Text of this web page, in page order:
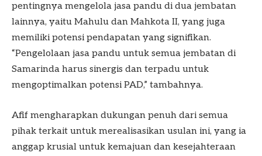
pentingnya mengelola jasa pandu di dua jembatan
lainnya, yaitu Mahulu dan Mahkota II, yang juga
memiliki potensi pendapatan yang signifikan.
“Pengelolaan jasa pandu untuk semua jembatan di
Samarinda harus sinergis dan terpadu untuk
mengoptimalkan potensi PAD,” tambahnya.
Afif mengharapkan dukungan penuh dari semua
pihak terkait untuk merealisasikan usulan ini, yang ia
anggap krusial untuk kemajuan dan kesejahteraan